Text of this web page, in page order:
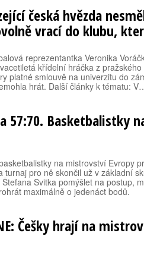
česká hvězda
vrací do klubu,
reprezentantka Veronika
křídelní hráčka z
platné smlouvě na univerzitu do
hrát. Další články k tématu:
57:70. Basketbalistky
na mistrovství Evropy
turnaj pro ně skončil už v základní
Svitka pomýšlet na postup,
maximálně o jedenáct bodů.
Češky hrají na